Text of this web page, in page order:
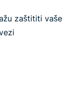
% bez rizika
zaštititi vaše